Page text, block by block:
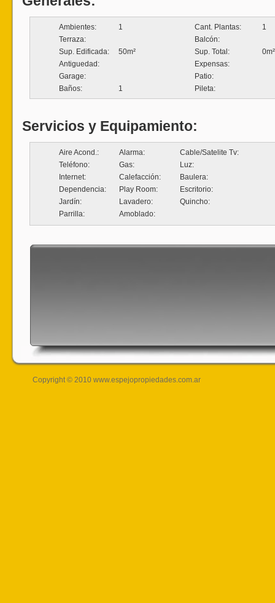
Ambientes: 1 Cant. Plantas:
1
Terraza:
Balcón:
Sup. Edificada:
50m² Sup. Total:
0m²
Antiguedad:
Expensas:
Garage:
Patio:
Baños:
1 Pileta:
Servicios y Equipamiento:
Aire Acond.: Alarma:
Cable/Satelite Tv:
Teléfono:
Gas:
Luz:
Internet:
Calefacción:
Baulera:
Dependencia:
Play Room:
Escritorio:
Jardín:
Lavadero:
Quincho:
Parrilla:
Amoblado:
Copyright © 2010 www.espejopropiedades.com.ar